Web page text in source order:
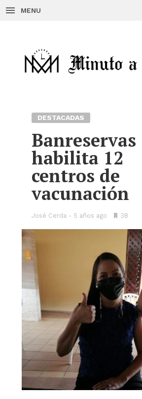
MENU
DESTACADAS
Banreservas
habilita 12
centros de
vacunación
José Cerda 5 años ago
•38